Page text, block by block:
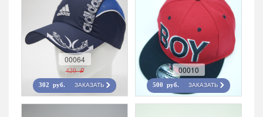
00064
420 r
302 руб. ЗАКАЗАТЬ
00010
500 руб. ЗАКАЗАТЬ